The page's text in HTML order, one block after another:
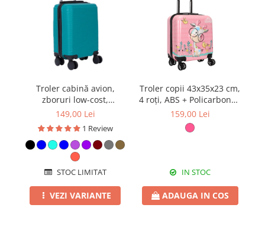
Troler cabină avion,
zboruri low-cost,
40x30x20 cm, 4 roți
detașabile, ABS, diverse
culori
149,00 Lei
1 Review
STOC LIMITAT
VEZI VARIANTE
Troler copii 43x35x23 cm,
4 roți, ABS + Policarbonat,
model Girafă 3D roz
159,00 Lei
IN STOC
ADAUGA IN COS